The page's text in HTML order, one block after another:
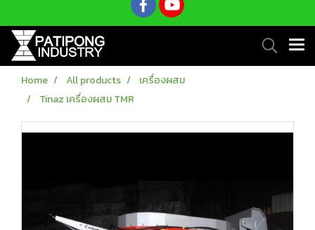
Home All products
เครื่องผสม
Tinaz เครื่องผสม TMR